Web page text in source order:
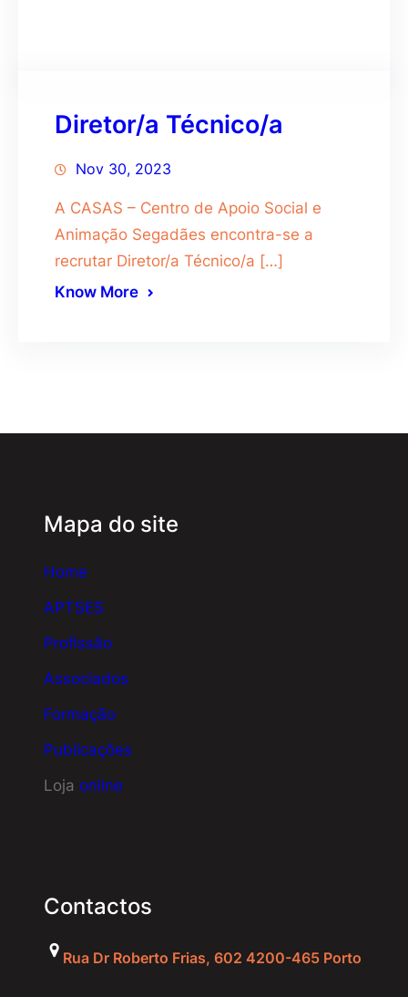
Diretor/a Técnico/a
Nov 30, 2023
A CASAS – Centro de Apoio Social e
Animação Segadães encontra-se a
recrutar Diretor/a Técnico/a […]
Know More
Mapa do site
Home
APTSES
Profissão
Associados
Formação
Publicações
Loja online
Contactos
Rua Dr Roberto Frias, 602 4200-465 Porto